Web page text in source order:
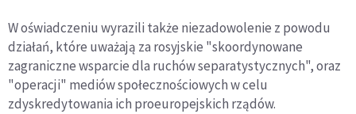
W oświadczeniu wyrazili także niezadowolenie z powodu
działań, które uważają za rosyjskie "skoordynowane
zagraniczne wsparcie dla ruchów separatystycznych", oraz
"operacji" mediów społecznościowych w celu
zdyskredytowania ich proeuropejskich rządów.